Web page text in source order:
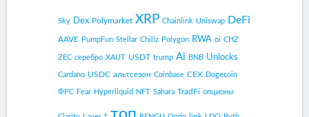
Sky Dex Polymarket XRP Chainlink Uniswap DeFi
AAVE PumpFun Stellar Chiliz Polygon RWA oi CHZ
ZEC серебро XAUT USDT trump Ai BNB Unlocks
Cardano USDC альтсезон Coinbase CEX Dogecoin
ФРС Fear Hyperliquid NFT Sahara TradFi опционы